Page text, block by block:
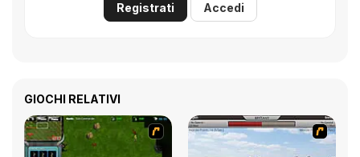
Registrati Accedi
GIOCHI RELATIVI